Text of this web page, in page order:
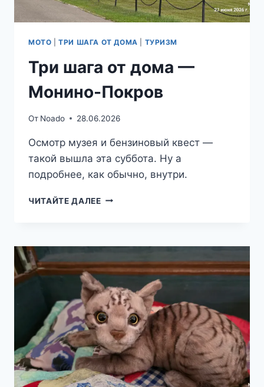
МОТО |ТРИ ШАГА ОТ ДОМА ТУРИЗМ
Три шага от дома —
Монино-Покров
От Noado 28.06.2026
Осмотр музея и бензиновый квест —
такой вышла эта суббота. Ну а
подробнее, как обычно, внутри.
ЧИТАЙТЕ ДАЛЕЕТРИ
—
МОНИНО-
ПОКРОВ